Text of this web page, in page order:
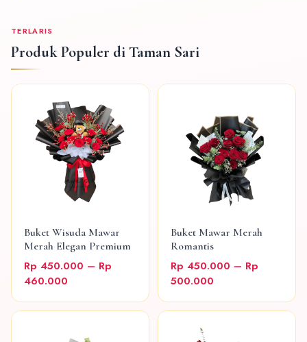
standing flower besar untuk acara.
TERLARIS
Produk Populer di Taman Sari
Buket Wisuda Mawar
Merah Elegan Premium
Rp 450.000 – Rp
460.000
Buket Mawar Merah
Romantis
Rp 450.000 – Rp
500.000